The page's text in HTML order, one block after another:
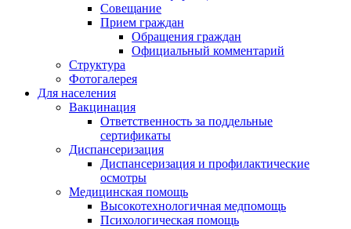
Совещание
Прием граждан
Обращения граждан
Официальный комментарий
Структура
Фотогалерея
Для населения
Вакцинация
Ответственность за поддельные
сертификаты
Диспансеризация
Диспансеризация и профилактические
осмотры
Медицинская помощь
Высокотехнологичная медпомощь
Психологическая помощь